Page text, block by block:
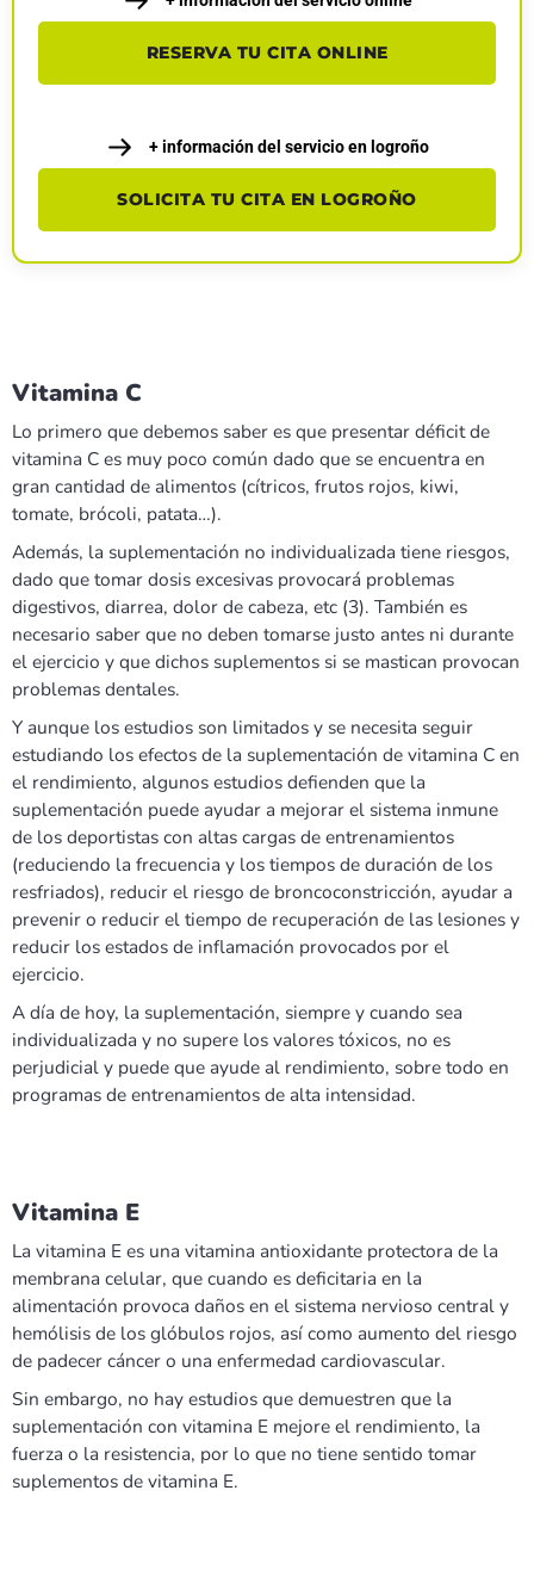
RESERVA TU CITA ONLINE
+ información del servicio en logroño
SOLICITA TU CITA EN LOGROÑO
Vitamina C
Lo primero que debemos saber es que presentar déficit de
vitamina C es muy poco común dado que se encuentra en
gran cantidad de alimentos (cítricos, frutos rojos, kiwi,
tomate, brócoli, patata…).
Además, la suplementación no individualizada tiene riesgos,
dado que tomar dosis excesivas provocará problemas
digestivos, diarrea, dolor de cabeza, etc (3). También es
necesario saber que no deben tomarse justo antes ni durante
el ejercicio y que dichos suplementos si se mastican provocan
problemas dentales.
Y aunque los estudios son limitados y se necesita seguir
estudiando los efectos de la suplementación de vitamina C en
el rendimiento, algunos estudios defienden que la
suplementación puede ayudar a mejorar el sistema inmune
de los deportistas con altas cargas de entrenamientos
(reduciendo la frecuencia y los tiempos de duración de los
resfriados), reducir el riesgo de broncoconstricción, ayudar a
prevenir o reducir el tiempo de recuperación de las lesiones y
reducir los estados de inflamación provocados por el
ejercicio.
A día de hoy, la suplementación, siempre y cuando sea
individualizada y no supere los valores tóxicos, no es
perjudicial y puede que ayude al rendimiento, sobre todo en
programas de entrenamientos de alta intensidad.
Vitamina E
La vitamina E es una vitamina antioxidante protectora de la
membrana celular, que cuando es deficitaria en la
alimentación provoca daños en el sistema nervioso central y
hemólisis de los glóbulos rojos, así como aumento del riesgo
de padecer cáncer o una enfermedad cardiovascular.
Sin embargo, no hay estudios que demuestren que la
suplementación con vitamina E mejore el rendimiento, la
fuerza o la resistencia, por lo que no tiene sentido tomar
suplementos de vitamina E.